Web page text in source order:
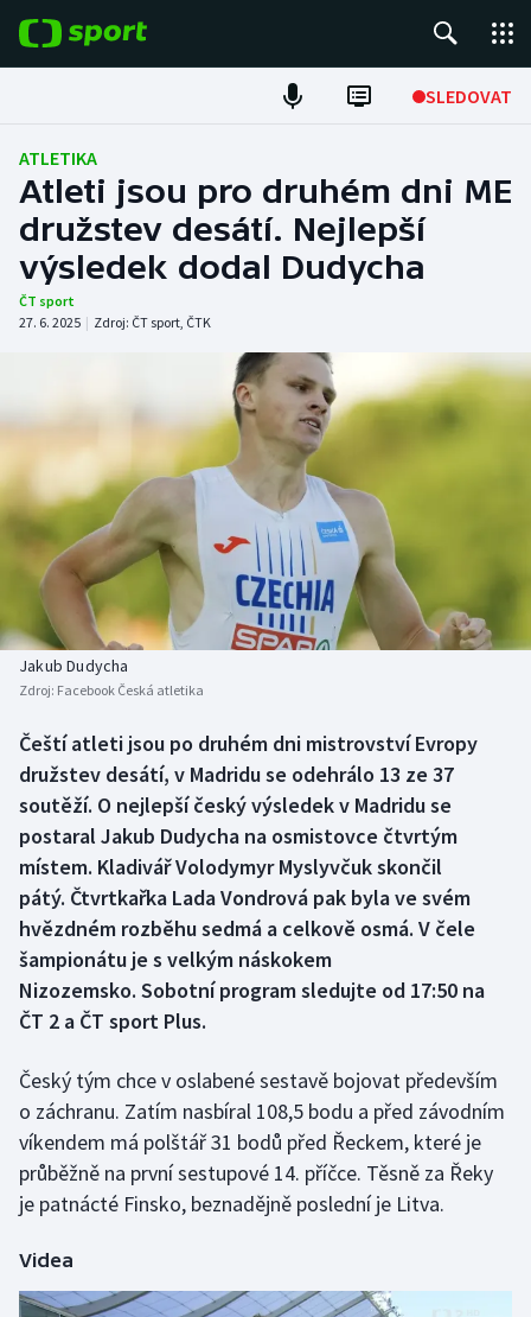
SLEDOVAT
Fotbal
Hokej
Tenis
Atletika
Americký fotbal
Baseball a softbal
Basketbal
Biatlon
Box
Curling
Dostihy
Florbal
Futsal
Gymnastika
Házená
Judo
NEPŘEHLÉDNĚTE
Soutěže
Historické návraty
Aplikace ČT sport
ATLETIKA
Atleti jsou pro druhém dni ME
družstev desátí. Nejlepší
výsledek dodal Dudycha
ČT sport
27. 6. 2025 | Zdroj: ČT sport, ČTK
Jakub Dudycha
Zdroj: Facebook Česká atletika
Čeští atleti jsou po druhém dni mistrovství Evropy
družstev desátí, v Madridu se odehrálo 13 ze 37
soutěží. O nejlepší český výsledek v Madridu se
postaral Jakub Dudycha na osmistovce čtvrtým
místem. Kladivář Volodymyr Myslyvčuk skončil
pátý. Čtvrtkařka Lada Vondrová pak byla ve svém
hvězdném rozběhu sedmá a celkově osmá. V čele
šampionátu je s velkým náskokem
Nizozemsko. Sobotní program sledujte od 17:50 na
ČT 2 a ČT sport Plus.
Český tým chce v oslabené sestavě bojovat především
o záchranu. Zatím nasbíral 108,5 bodu a před závodním
víkendem má polštář 31 bodů před Řeckem, které je
průběžně na první sestupové 14. příčce. Těsně za Řeky
je patnácté Finsko, beznadějně poslední je Litva.
Videa